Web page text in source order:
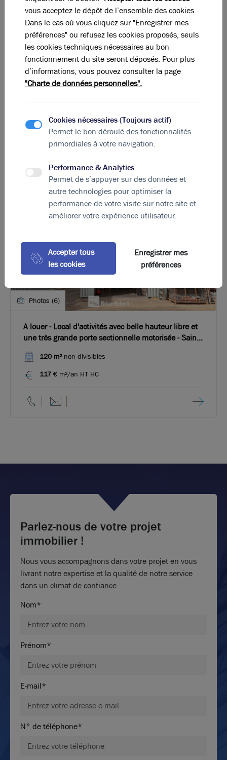
Photos (4)
A louer - Local d'activités sur un des axes les plus
passant de l'Est lyonnais - Saint-Priest
270 m²non divisibles
71 € m²/an HT HC
Photos (6)
A louer - Local d'activités avec belle hauteur libre et
une très grande porte sectionnelle motorisée - Saint-
120 m²non divisibles
117 € m²/an HT HC
Parlez-nous de votre projet
immobilier !
Nous vous accompagnons dans votre projet en vous
livrant notre expertise et la qualité de notre service
dans un climat de confiance.
Nom*
Prénom*
E-mail*
N° de téléphone*
vous acceptez le dépôt de l’ensemble des cookies.
Dans le cas où vous cliquez sur "Enregistrer mes
préférences" ou refusez les cookies proposés, seuls
les cookies techniques nécessaires au bon
fonctionnement du site seront déposés. Pour plus
d’informations, vous pouvez consulter la page
"Charte de données personnelles".
Cookies nécessaires (Toujours actif)
Permet le bon déroulé des fonctionnalités
primordiales à votre navigation.
Performance & Analytics
Permet de s’appuyer sur des données et
autre technologies pour optimiser la
performance de votre visite sur notre site et
améliorer votre expérience utilisateur.
Accepter tous
les cookies
Enregistrer mes
préférences